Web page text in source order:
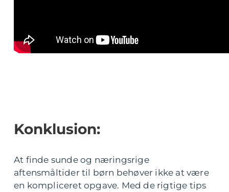
Konklusion:
At finde sunde og næringsrige
aftensmåltider til børn behøver ikke at være
en kompliceret opgave. Med de rigtige tips